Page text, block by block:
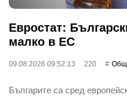
Евростат:
малко в ЕС
09.08.2026 09:52:13 220
Българите са сред